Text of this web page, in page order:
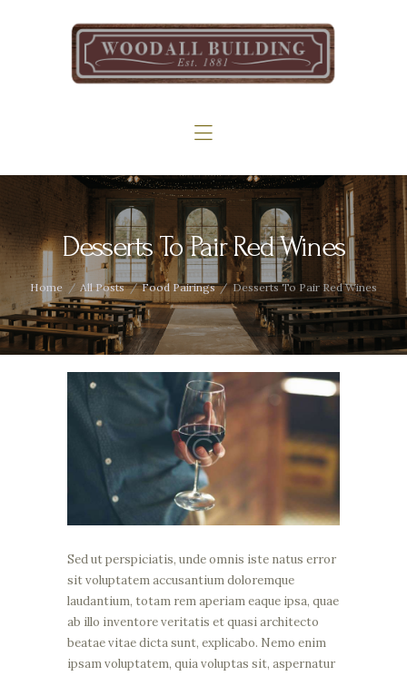
Desserts To Pair Red Wines
Home All Posts Food Pairings Desserts To Pair Red Wines
The Woodall
Gallery
Sed ut perspiciatis, unde omnis iste natus error
sit voluptatem accusantium doloremque
laudantium, totam rem aperiam eaque ipsa, quae
ab illo inventore veritatis et quasi architecto
beatae vitae dicta sunt, explicabo. Nemo enim
ipsam voluptatem, quia voluptas sit, aspernatur